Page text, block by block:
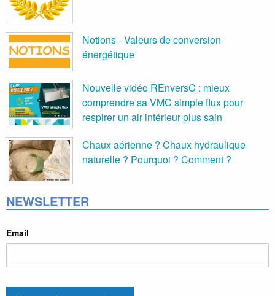
Notions - Valeurs de conversion
énergétique
Nouvelle vidéo REnversC : mieux
comprendre sa VMC simple flux pour
respirer un air intérieur plus sain
Chaux aérienne ? Chaux hydraulique
naturelle ? Pourquoi ? Comment ?
NEWSLETTER
Email